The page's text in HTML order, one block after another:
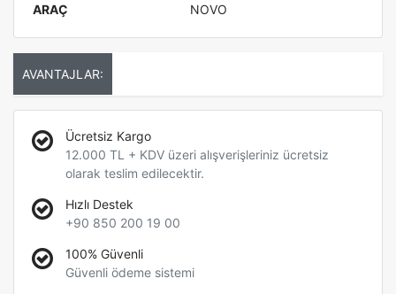
ARAÇ
NOVO
AVANTAJLAR:
Ücretsiz Kargo
12.000 TL + KDV üzeri alışverişleriniz ücretsiz
olarak teslim edilecektir.
Hızlı Destek
+90 850 200 19 00
100% Güvenli
Güvenli ödeme sistemi